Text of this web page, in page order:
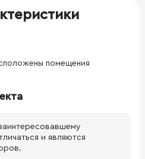
помещения
и являются